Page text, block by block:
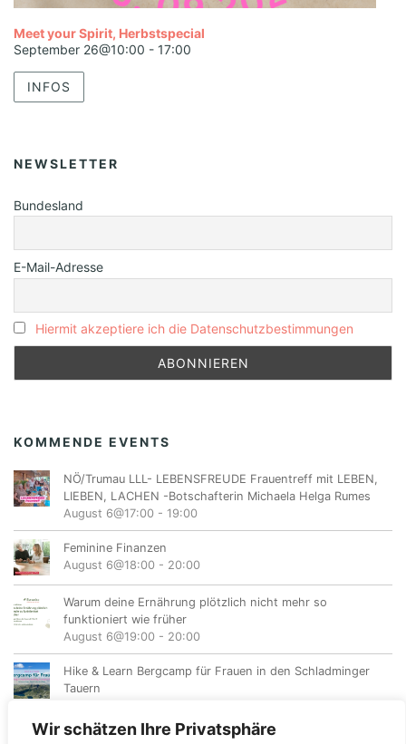
Wir schätzen Ihre Privatsphäre
Meet your Spirit, Herbstspecial
September 26@10:00 - 17:00
INFOS
NEWSLETTER
Bundesland
E-Mail-Adresse
Hiermit akzeptiere ich die Datenschutzbestimmungen
KOMMENDE EVENTS
NÖ/Trumau LLL- LEBENSFREUDE Frauentreff mit LEBEN,
LIEBEN, LACHEN -Botschafterin Michaela Helga Rumes
August 6@17:00 - 19:00
Feminine Finanzen
August 6@18:00 - 20:00
Warum deine Ernährung plötzlich nicht mehr so
funktioniert wie früher
August 6@19:00 - 20:00
Hike & Learn Bergcamp für Frauen in den Schladminger
Tauern